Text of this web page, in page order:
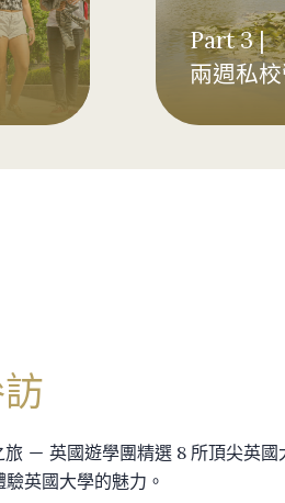
Part 3 |
兩週私
－ 英國遊學團精選 8 所頂尖英國
英國大學的魅力。